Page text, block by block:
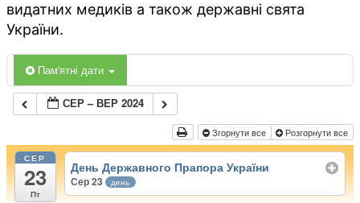
видатних медиків а також державні свята
України.
Пам'ятні дати
СЕР – ВЕР 2024
Згорнути все Розгорнути все
СЕР
23
Пт
День Державного Прапора України
Сер 23 день